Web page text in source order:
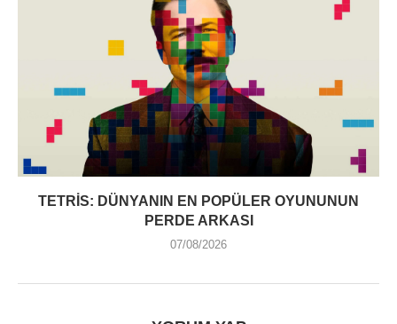
TETRIS: DÜNYANIN EN POPÜLER OYUNUNUN
PERDE ARKASI
07/08/2026